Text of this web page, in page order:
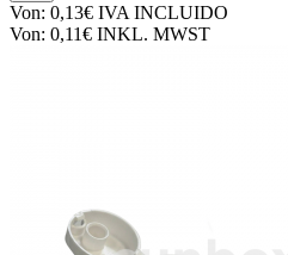
Von: 0,13€ IVA INCLUIDO
Von: 0,11€ INKL. MWST